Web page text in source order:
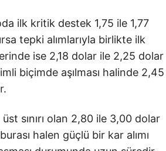
ilk kritik destek 1,75 ile 1,77
tepki alımlarıyla birlikte ilk
ise 2,18 dolar ile 2,25 dolar
biçimde aşılması halinde 2,45
sınırı olan 2,80 ile 3,00 dolar
halen güçlü bir kar alımı